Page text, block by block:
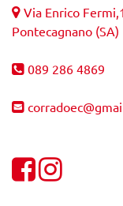
Via Enrico
Pontecagnano (SA)
089 286 4869
Visualizza la
Visualizza